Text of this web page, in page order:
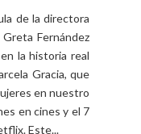
de la directora
Fernández
la historia real
Gracia, que
en nuestro
en cines y el 7
Este...